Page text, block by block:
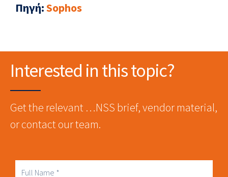
Πηγή:Sophos
Interested in this topic?
Get the relevant …NSS brief, vendor material,
or contact our team.
Full